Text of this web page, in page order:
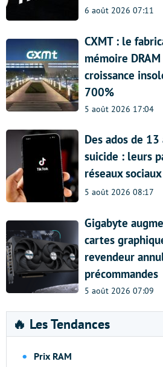
6 août 2026 07:11
CXMT : le
mémoire
croissance
700%
5 août 2026 17:04
Des ados de
suicide : leurs
réseaux
5 août 2026 08:17
Gigabyte
cartes
revendeur
précommandes
5 août 2026 07:09
🔥 Les Tendances
Prix RAM